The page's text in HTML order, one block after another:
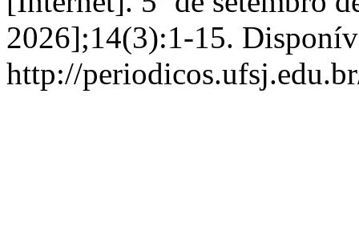
2026];14(3):1-15.
http://